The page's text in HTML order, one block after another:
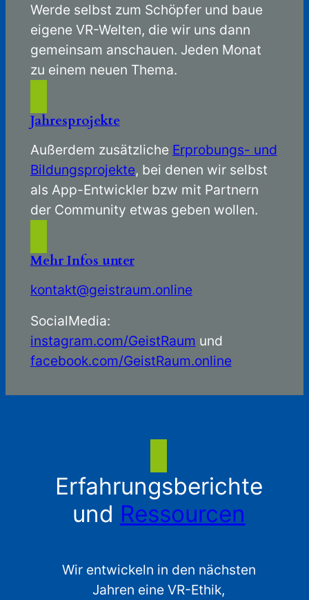
Werde selbst zum Schöpfer und baue
eigene VR-Welten, die wir uns dann
gemeinsam anschauen. Jeden Monat
zu einem neuen Thema.
Jahresprojekte
Außerdem zusätzliche Erprobungs- und
Bildungsprojekte, bei denen wir selbst
als App-Entwickler bzw mit Partnern
der Community etwas geben wollen.
Mehr Infos unter
kontakt@geistraum.online
SocialMedia:
instagram.com/GeistRaum und
facebook.com/GeistRaum.online
Erfahrungsberichte
und Ressourcen
Wir entwickeln in den nächsten
Jahren eine VR-Ethik,